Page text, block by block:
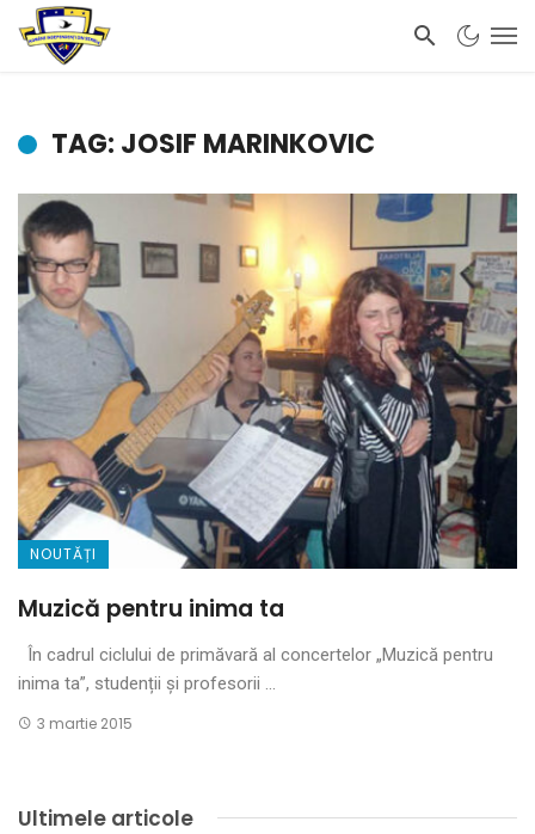
TAG: JOSIF MARINKOVIC
NOUTĂȚI
Muzică pentru inima ta
În cadrul ciclului de primăvară al concertelor „Muzică pentru
inima ta”, studenții și profesorii ...
3 martie 2015
Ultimele articole